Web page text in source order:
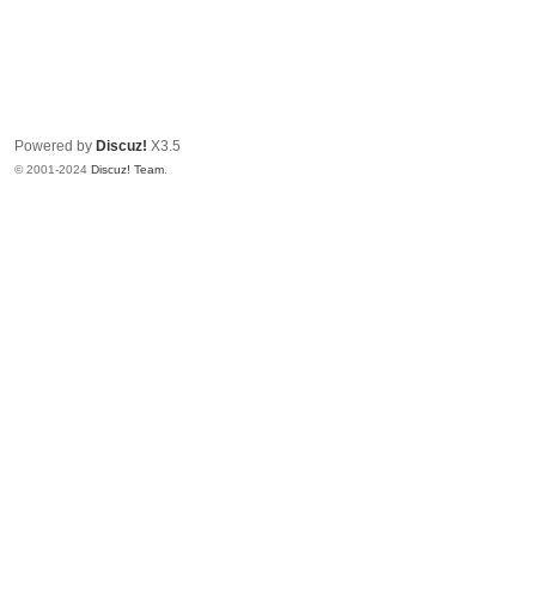
Powered by Discuz! X3.5
© 2001-2024 Discuz! Team